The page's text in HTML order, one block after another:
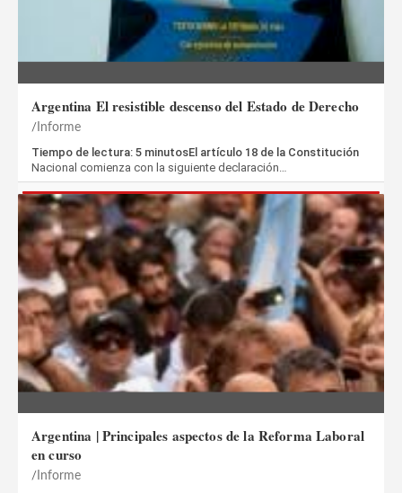
Argentina El resistible descenso del Estado de Derecho
Informe
Tiempo de lectura: 5 minutosEl artículo 18 de la Constitución
Nacional comienza con la siguiente declaración…
Argentina | Principales aspectos de la Reforma Laboral
en curso
Informe